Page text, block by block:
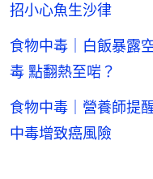
招小心魚生沙律
食物中毒｜白飯暴露
毒 點翻熱至啱？
食物中毒｜營養師提
中毒增致癌風險